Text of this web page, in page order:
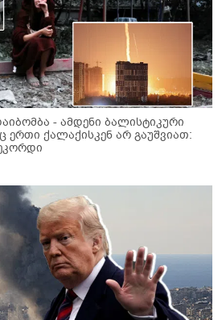
- ამდენი ბალისტიკური
ქალაქისკენ არ გაუშვიათ: